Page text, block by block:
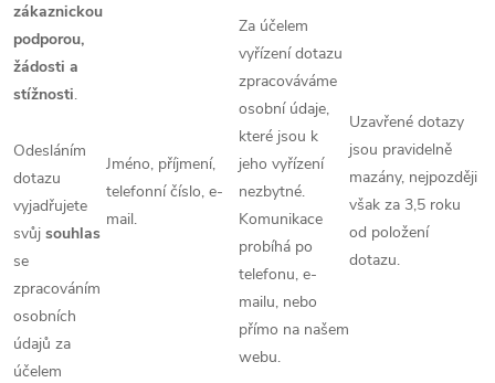
zákaznickou
podporou,
žádosti a
stížnosti.
Odesláním
dotazu
vyjadřujete
svůj souhlas
se
zpracováním
osobních
údajů za
účelem
Jméno, příjmení,
telefonní číslo, e-
mail.
Za účelem
vyřízení dotazu
zpracováváme
osobní údaje,
které jsou k
jeho vyřízení
nezbytné.
Komunikace
probíhá po
telefonu, e-
mailu, nebo
přímo na našem
webu.
Uzavřené dotazy
jsou pravidelně
mazány, nejpozději
však za 3,5 roku
od položení
dotazu.